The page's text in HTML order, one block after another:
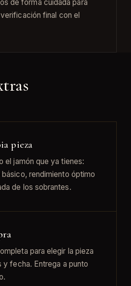
de forma cuidada para
final con el
pieza
el jamón que ya tienes:
rendimiento óptimo
de los sobrantes.
para elegir la pieza
y fecha. Entrega a punto